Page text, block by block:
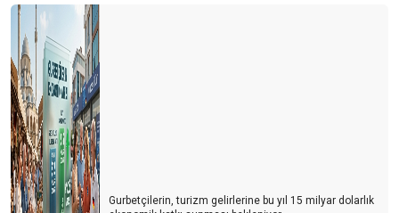
Gurbetçilerin, turizm gelirlerine bu yıl 15 milyar dolarlık